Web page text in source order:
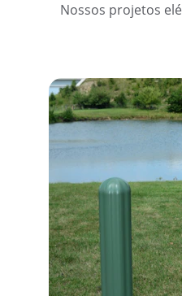
Nossos projetos